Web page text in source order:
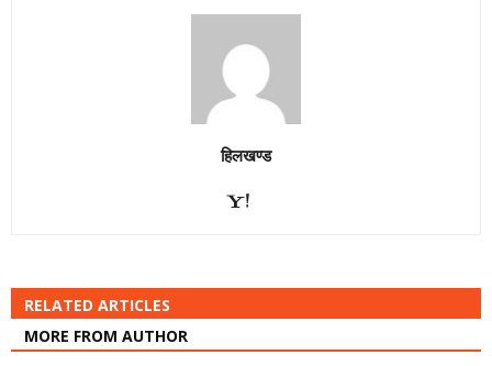
हिलखण्ड
RELATED ARTICLES
MORE FROM AUTHOR